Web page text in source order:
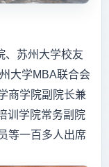
、苏州大学校友
大学MBA联合会
商学院副院长兼
训学院常务副院
等一百多人出席